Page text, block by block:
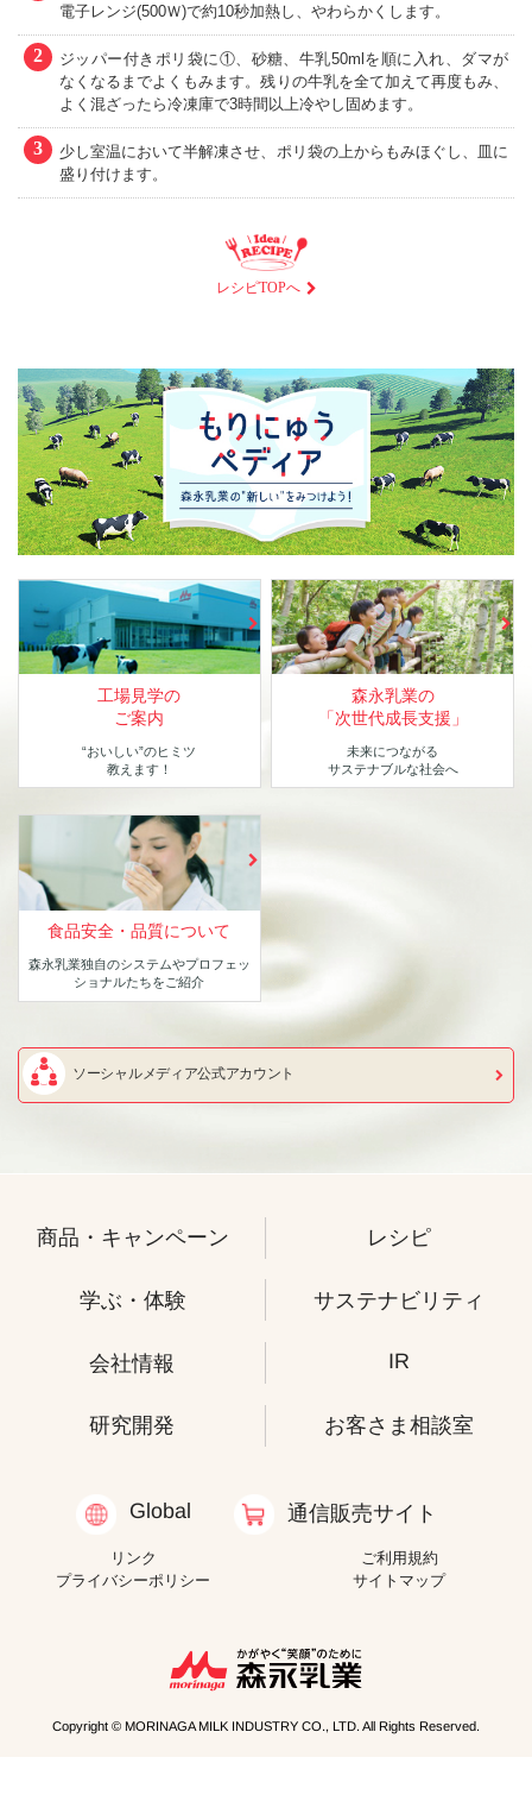
電子レンジ(500Ｗ)で約10秒加熱し、やわらかくします。
2
ジッパー付きポリ袋に①、砂糖、牛乳50mlを順に入れ、ダマが
なくなるまでよくもみます。残りの牛乳を全て加えて再度もみ、
よく混ざったら冷凍庫で3時間以上冷やし固めます。
3
少し室温において半解凍させ、ポリ袋の上からもみほぐし、皿に
盛り付けます。
レシピTOPへ
工場見学の
ご案内
“おいしい”のヒミツ
教えます！
森永乳業の
「次世代成長支援」
未来につながる
サステナブルな社会へ
食品安全・品質について
森永乳業独自のシステムやプロフェッ
ショナルたちをご紹介
ソーシャルメディア公式アカウント
商品・キャンペーン レシピ
学ぶ・体験 サステナビリティ
会社情報 IR
研究開発 お客さま相談室
Global 通信販売サイト
リンク
ご利用規約
プライバシーポリシー
サイトマップ
Copyright © MORINAGA MILK INDUSTRY CO., LTD. All Rights Reserved.